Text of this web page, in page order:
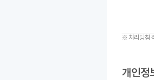
※ 처리방침
개인정